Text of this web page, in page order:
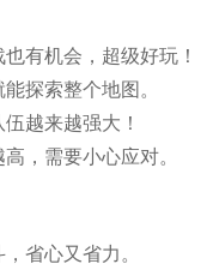
有机会，超级好玩！
探索整个地图。
越来越强大！
，需要小心应对。
省心又省力。